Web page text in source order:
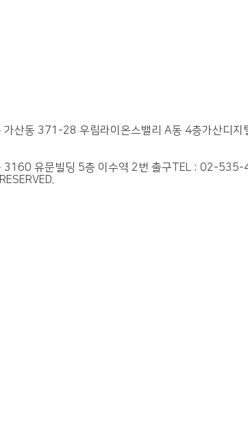
가산동 371-28 우림라이온스밸리 A동 4층가산디지
3160 유문빌딩 5층 이수역 2번 출구TEL : 02-535-